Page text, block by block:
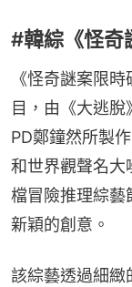
#韓綜《怪奇
《怪奇謎案限
目，由《大逃
PD鄭鐘然所製
和世界觀聲名
檔冒險推理綜藝
新穎的創意。
該綜藝透過細緻